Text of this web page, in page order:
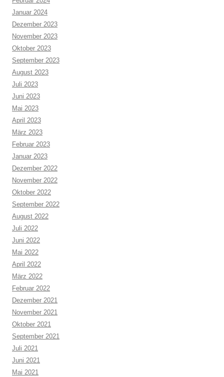
Januar 2024
Dezember 2023
November 2023
Oktober 2023
September 2023
August 2023
Juli 2023
Juni 2023
Mai 2023
April 2023
März 2023
Februar 2023
Januar 2023
Dezember 2022
November 2022
Oktober 2022
September 2022
August 2022
Juli 2022
Juni 2022
Mai 2022
April 2022
März 2022
Februar 2022
Dezember 2021
November 2021
Oktober 2021
September 2021
Juli 2021
Juni 2021
Mai 2021